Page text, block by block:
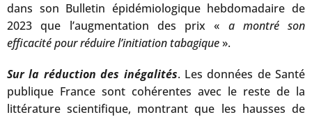
dans son Bulletin épidémiologique hebdomadaire de
2023 que l’augmentation des prix « a montré son
efficacité pour réduire l’initiation tabagique».
Sur la réduction des inégalités. Les données de Santé
publique France sont cohérentes avec le reste de la
littérature scientifique, montrant que les hausses de